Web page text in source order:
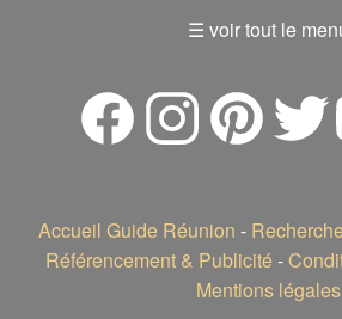
☰ voir tout le
Accueil Guide Réunion - Recherche
Référencement & Publicité -
Mentions légales